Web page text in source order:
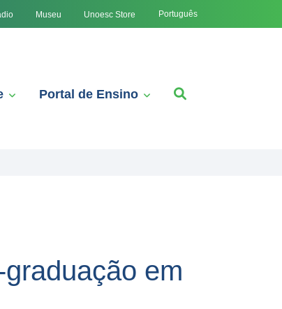
Museu Unoesc Store Português
Portal de Ensino
em